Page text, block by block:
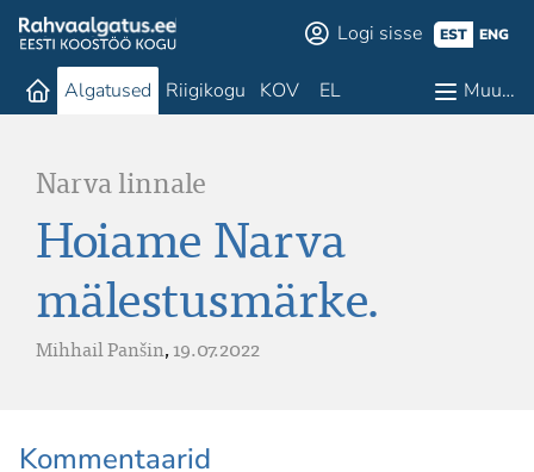
Logi sisse EST ENG
Algatused Riigikogu KOV EL Muu…
Narva linnale
Hoiame Narva
mälestusmärke.
Mihhail Panšin,19.07.2022
Kommentaarid